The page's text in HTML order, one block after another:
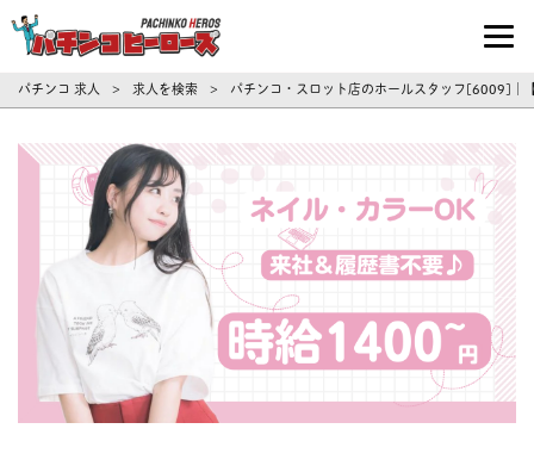
パチンコ求人・転職ならパチンコヒーロ
パチンコ 求人 > 求人を検索 > パチンコ・スロット店のホールスタッフ[6009]